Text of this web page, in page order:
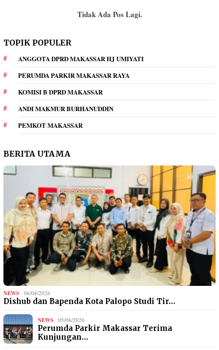
Tidak Ada Pos Lagi.
TOPIK POPULER
ANGGOTA DPRD MAKASSAR HJ UMIYATI
PERUMDA PARKIR MAKASSAR RAYA
KOMISI B DPRD MAKASSAR
ANDI MAKMUR BURHANUDDIN
PEMKOT MAKASSAR
BERITA UTAMA
NEWS 06/08/2026
Dishub dan Bapenda Kota Palopo Studi Tir…
NEWS 05/08/2026
Perumda Parkir Makassar Terima
Kunjungan…